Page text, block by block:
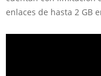
enlaces de hasta 2 GB